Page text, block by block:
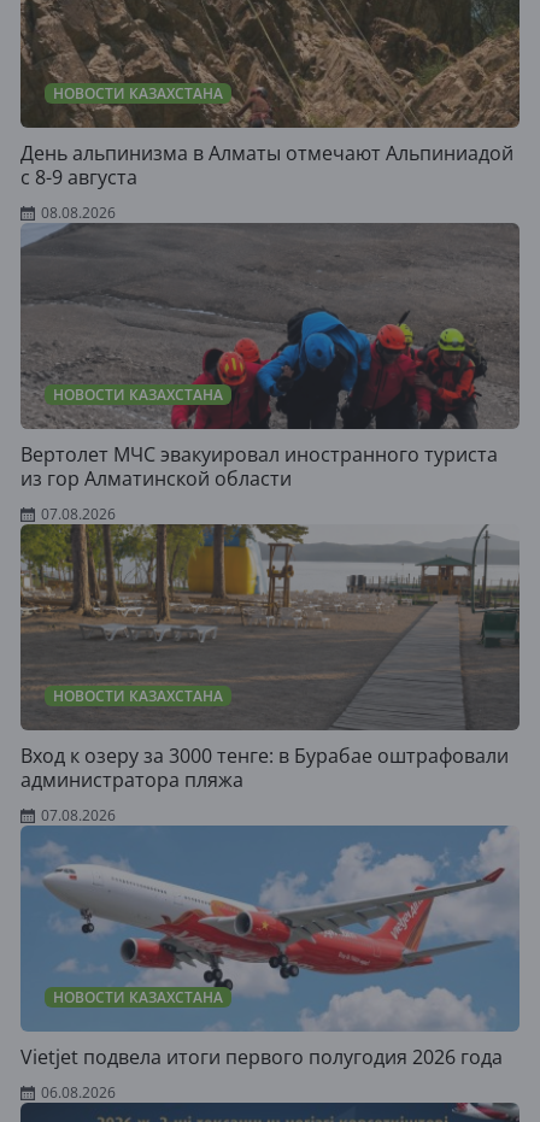
НОВОСТИ КАЗАХСТАНА
День альпинизма в Алматы отмечают Альпиниадой
с 8-9 августа
08.08.2026
НОВОСТИ КАЗАХСТАНА
Вертолет МЧС эвакуировал иностранного туриста
из гор Алматинской области
07.08.2026
НОВОСТИ КАЗАХСТАНА
Вход к озеру за 3000 тенге: в Бурабае оштрафовали
администратора пляжа
07.08.2026
НОВОСТИ КАЗАХСТАНА
Vietjet подвела итоги первого полугодия 2026 года
06.08.2026